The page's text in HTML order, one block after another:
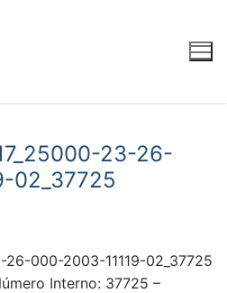
23-26-
02_37725
26-000-2003-11119-02_37725
Interno: 37725 –